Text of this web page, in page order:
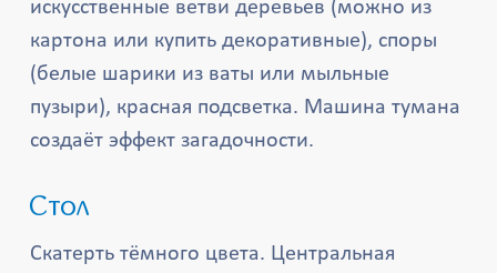
искусственные ветви деревьев (можно из
картона или купить декоративные), споры
(белые шарики из ваты или мыльные
пузыри), красная подсветка. Машина тумана
создаёт эффект загадочности.
Стол
Скатерть тёмного цвета. Центральная